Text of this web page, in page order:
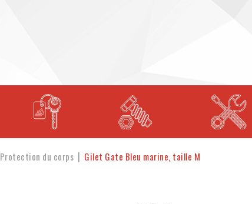
Protection du corps Gilet Gate Bleu marine, taille M